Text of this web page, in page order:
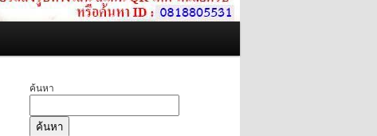
ค้นหา
ค้นหา